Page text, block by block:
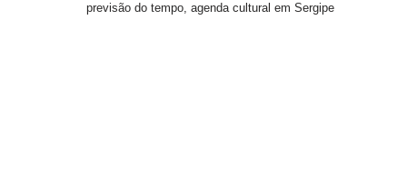
previsão do tempo, agenda cultural em Sergipe